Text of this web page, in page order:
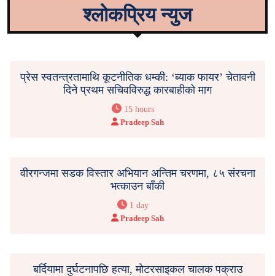
श्लोकप्रिय न्युज
प्रेस स्वतन्त्रतामाथि कूटनीतिक धम्की: ‘ब्याक फायर’ चेतावनी
दिने प्रथम सचिवविरुद्ध कारबाहीको माग
15 hours
Pradeep Sah
वीरगन्जमा सडक विस्तार अभियान अन्तिम चरणमा, ८५ संरचना
भत्काउन बाँकी
1 day
Pradeep Sah
बर्दियामा दुर्घटनापछि हत्या, मोटरसाइकल चालक पक्राउ